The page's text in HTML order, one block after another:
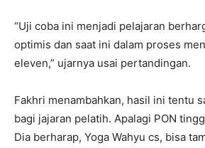
“Uji coba ini menjadi pelajaran
optimis dan saat ini dalam proses
eleven,” ujarnya usai pertandingan.
Fakhri menambahkan, hasil ini tentu
bagi jajaran pelatih. Apalagi PON
Dia berharap, Yoga Wahyu cs, bisa